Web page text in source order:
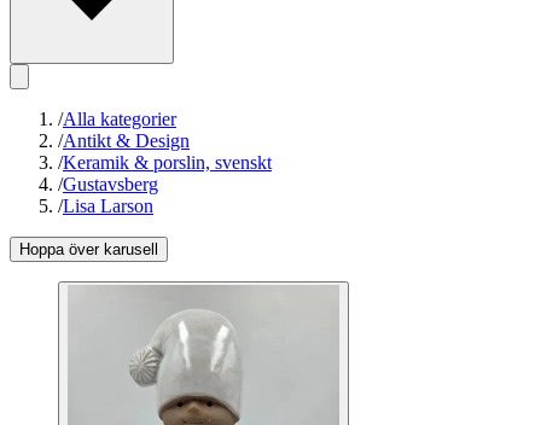
/Alla kategorier
/Antikt & Design
/Keramik & porslin, svenskt
/Gustavsberg
/Lisa Larson
Hoppa över karusell